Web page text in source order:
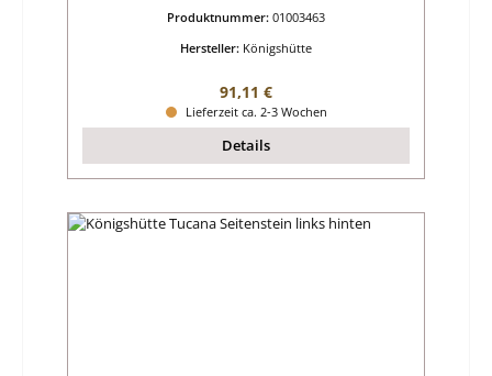
Produktnummer: 01003463
Hersteller: Königshütte
Regulärer Preis:
91,11 €
Lieferzeit ca. 2-3 Wochen
Details